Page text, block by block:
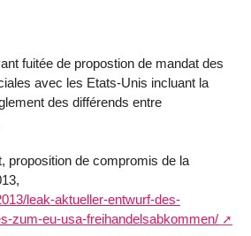
fuitée de propostion de mandat des
avec les Etats-Unis incluant la
des différends entre
proposition de compromis de la
leak-aktueller-entwurf-des-
zum-eu-usa-freihandelsabkommen/